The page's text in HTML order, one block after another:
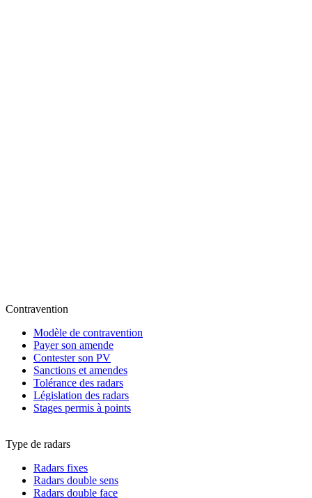
Contravention
Modèle de contravention
Payer son amende
Contester son PV
Sanctions et amendes
Tolérance des radars
Législation des radars
Stages permis à points
Type de radars
Radars fixes
Radars double sens
Radars double face